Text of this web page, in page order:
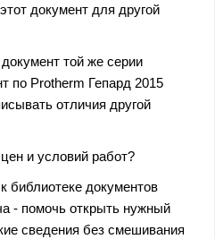
документ для другой
той же серии
по Protherm Гепард 2015
отличия другой
и условий работ?
библиотеке документов
- помочь открыть нужный
сведения без смешивания